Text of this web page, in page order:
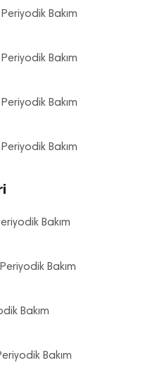
Bakım
Bakım
Bakım
Bakım
Bakım
Bakım
Bakım
Bakım